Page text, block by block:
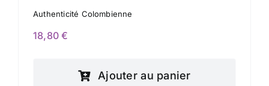
Authenticité Colombienne
18,80€
Ajouter au panier